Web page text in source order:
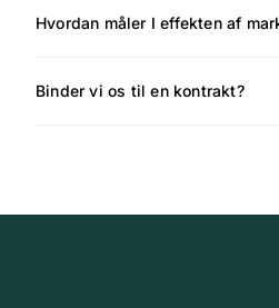
Hvordan måler I effekten af
Binder vi os til en kontrakt?